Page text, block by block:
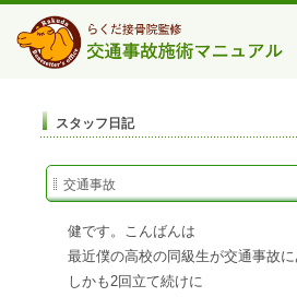
スタッフ日記
交通事故
健です。こんばんは
最近僕の高校の同級生が交通事故
しかも2回立て続けに